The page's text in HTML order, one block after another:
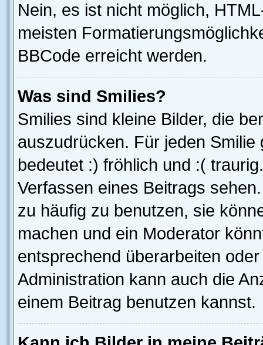
Nein, es ist nicht möglich,
meisten
BBCode erreicht werden.
Was sind Smilies?
Smilies sind kleine Bilder, die
auszudrücken. Für jeden
bedeutet :) fröhlich und :(
Verfassen eines Beitrags
zu häufig zu benutzen, sie
machen und ein Moderator
entsprechend überarbeiten
Administration kann auch die
einem Beitrag benutzen kannst.